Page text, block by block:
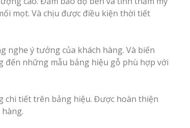
mọt. Và chịu được điều kiện thời tiết
nghe ý tưởng của khách hàng. Và biến
đến những mẫu bảng hiệu gỗ phù hợp với
chi tiết trên bảng hiệu. Được hoàn thiện
Vinh
Nghệ An giá rẻ
biển led tại Vinh
kế Profile tại
biển alu chữ nổi
Vinh Nghệ An